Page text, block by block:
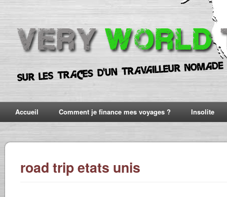
Accueil Comment je finance mes voyages ? Insolite
road trip etats unis